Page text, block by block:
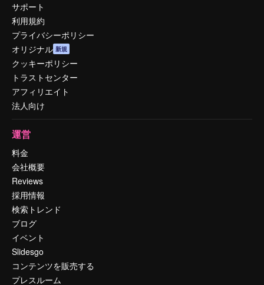
サポート
利用規約
プライバシーポリシー
オリジナル 新規
クッキーポリシー
トラストセンター
アフィリエイト
法人向け
運営
料金
会社概要
Reviews
採用情報
検索トレンド
ブログ
イベント
Slidesgo
コンテンツを販売する
プレスルーム